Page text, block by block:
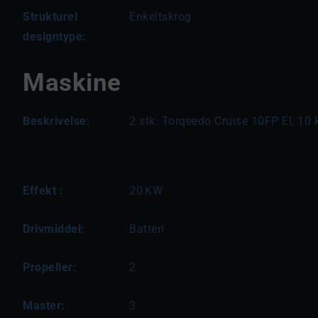
Strukturel
designtype:
Enkeltskrog
Maskine
Beskrivelse: 2 stk. Torqeedo Cruise 10FP El, 10
Effekt : 20 KW
Drivmiddel: Batteri
Propeller: 2
Master: 3